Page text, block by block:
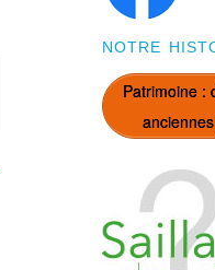
NOTRE
Patrimoine :